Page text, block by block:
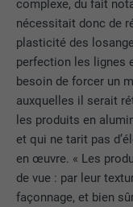
complexe, du fait
nécessitait donc de
plasticité des
perfection les lignes
besoin de forcer un
auxquelles il serait
les produits en
et qui ne tarit pas
en œuvre. « Les
de vue : par leur
façonnage, et bien
FOURNISSEUR
EXPIRATION
UTILITÉ
STATISTIQUES
Les cookies «
nous aident à
Nous collectons des
NOM
FOURNISSEUR
EXPIRATION
Afficher les
MARKETING ET
COMPRIS)
Les cookies «